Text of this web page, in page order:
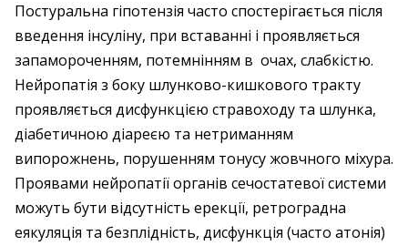
Постуральна гіпотензія часто спостерігається після
введення інсуліну, при вставанні і проявляється
запамороченням, потемнінням в очах, слабкістю.
Нейропатія з боку шлунково-кишкового тракту
проявляється дисфункцією стравоходу та шлунка,
діабетичною діареєю та нетриманням
випорожнень, порушенням тонусу жовчного міхура.
Проявами нейропатії органів сечостатевої системи
можуть бути відсутність ерекції, ретроградна
еякуляція та безплідність, дисфункція (часто атонія)